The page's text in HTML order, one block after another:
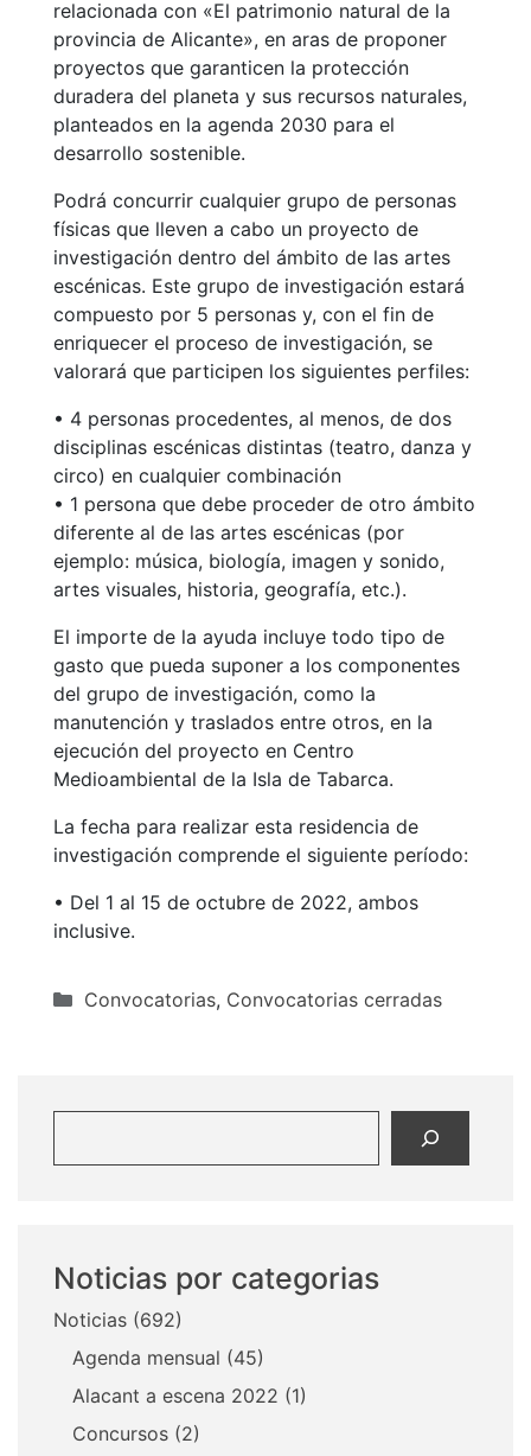
relacionada con «El patrimonio natural de la
provincia de Alicante», en aras de proponer
proyectos que garanticen la protección
duradera del planeta y sus recursos naturales,
planteados en la agenda 2030 para el
desarrollo sostenible.
Podrá concurrir cualquier grupo de personas
físicas que lleven a cabo un proyecto de
investigación dentro del ámbito de las artes
escénicas. Este grupo de investigación estará
compuesto por 5 personas y, con el fin de
enriquecer el proceso de investigación, se
valorará que participen los siguientes perfiles:
• 4 personas procedentes, al menos, de dos
disciplinas escénicas distintas (teatro, danza y
circo) en cualquier combinación
• 1 persona que debe proceder de otro ámbito
diferente al de las artes escénicas (por
ejemplo: música, biología, imagen y sonido,
artes visuales, historia, geografía, etc.).
El importe de la ayuda incluye todo tipo de
gasto que pueda suponer a los componentes
del grupo de investigación, como la
manutención y traslados entre otros, en la
ejecución del proyecto en Centro
Medioambiental de la Isla de Tabarca.
La fecha para realizar esta residencia de
investigación comprende el siguiente período:
• Del 1 al 15 de octubre de 2022, ambos
inclusive.
Categorías
Convocatorias, Convocatorias cerradas
Noticias por categorias
Noticias (692)
Agenda mensual (45)
Alacant a escena 2022 (1)
Concursos (2)